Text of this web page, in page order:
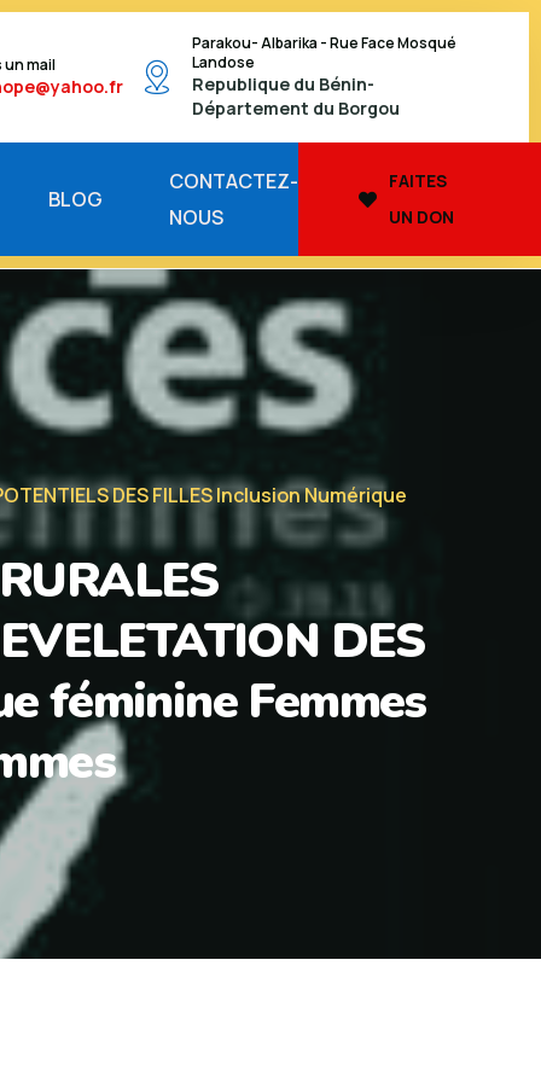
mail
Parakou- Albarika - Rue Face Mosqué
Landose
Republique du Bénin-
Département du Borgou
BLOG
CONTACTEZ-
NOUS
FAITES
UN DON
DES FILLES Inclusion Numérique
DES
féminine Femmes